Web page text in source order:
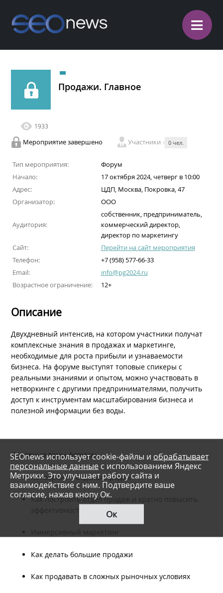
≡
Продажи. Главное
1933
Мероприятие завершено Участники 0 чел.
Тип мероприятия:
Форум
Начало:
17 октября 2024, четверг в 10:00
Адрес:
ЦДП, Москва, Покровка, 47
Организатор:
ООО
Аудитория:
собственник, предприниматель,
коммерческий директор,
директор по маркетингу
Сайт:
Перейти на сайт мероприятия
Телефон:
+7 (958) 577-66-33
Email:
info@pg2024.ru
Возрастное ограничение:
12+
Описание
Двухдневный интенсив, на котором участники получат
комплексные знания в продажах и маркетинге,
необходимые для роста прибыли и узнаваемости
бизнеса. На форуме выступят топовые спикеры с
реальными знаниями и опытом, можно участвовать в
нетворкинге с другими предпринимателями, получить
доступ к инструментам масштабирования бизнеса и
полезной информации без воды.
Основные темы форума:
Конверсия в отделах продаж
Как построить отдел продаж и кратно повысить
эффективность
Иммерсивный маркетинг
Как делать большие продажи
Как продавать в сложных рыночных условиях
SEOnews использует cookie-файлы и обрабатывает
персональные данные с использованием Яндекс
Метрики. Это улучшает работу сайта и
взаимодействие с ним. Подтвердите ваше
согласие, нажав кнопу Ок.
Ок